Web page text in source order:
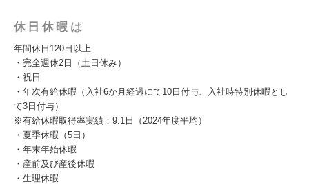
休日休暇は
年間休日120日以上
・完全週休2日（土日休み）
・祝日
・年次有給休暇（入社6か月経過にて10日付与、入社時特別休暇とし
て3日付与）
※有給休暇取得率実績：9.1日（2024年度平均）
・夏季休暇（5日）
・年末年始休暇
・産前及び産後休暇
・生理休暇